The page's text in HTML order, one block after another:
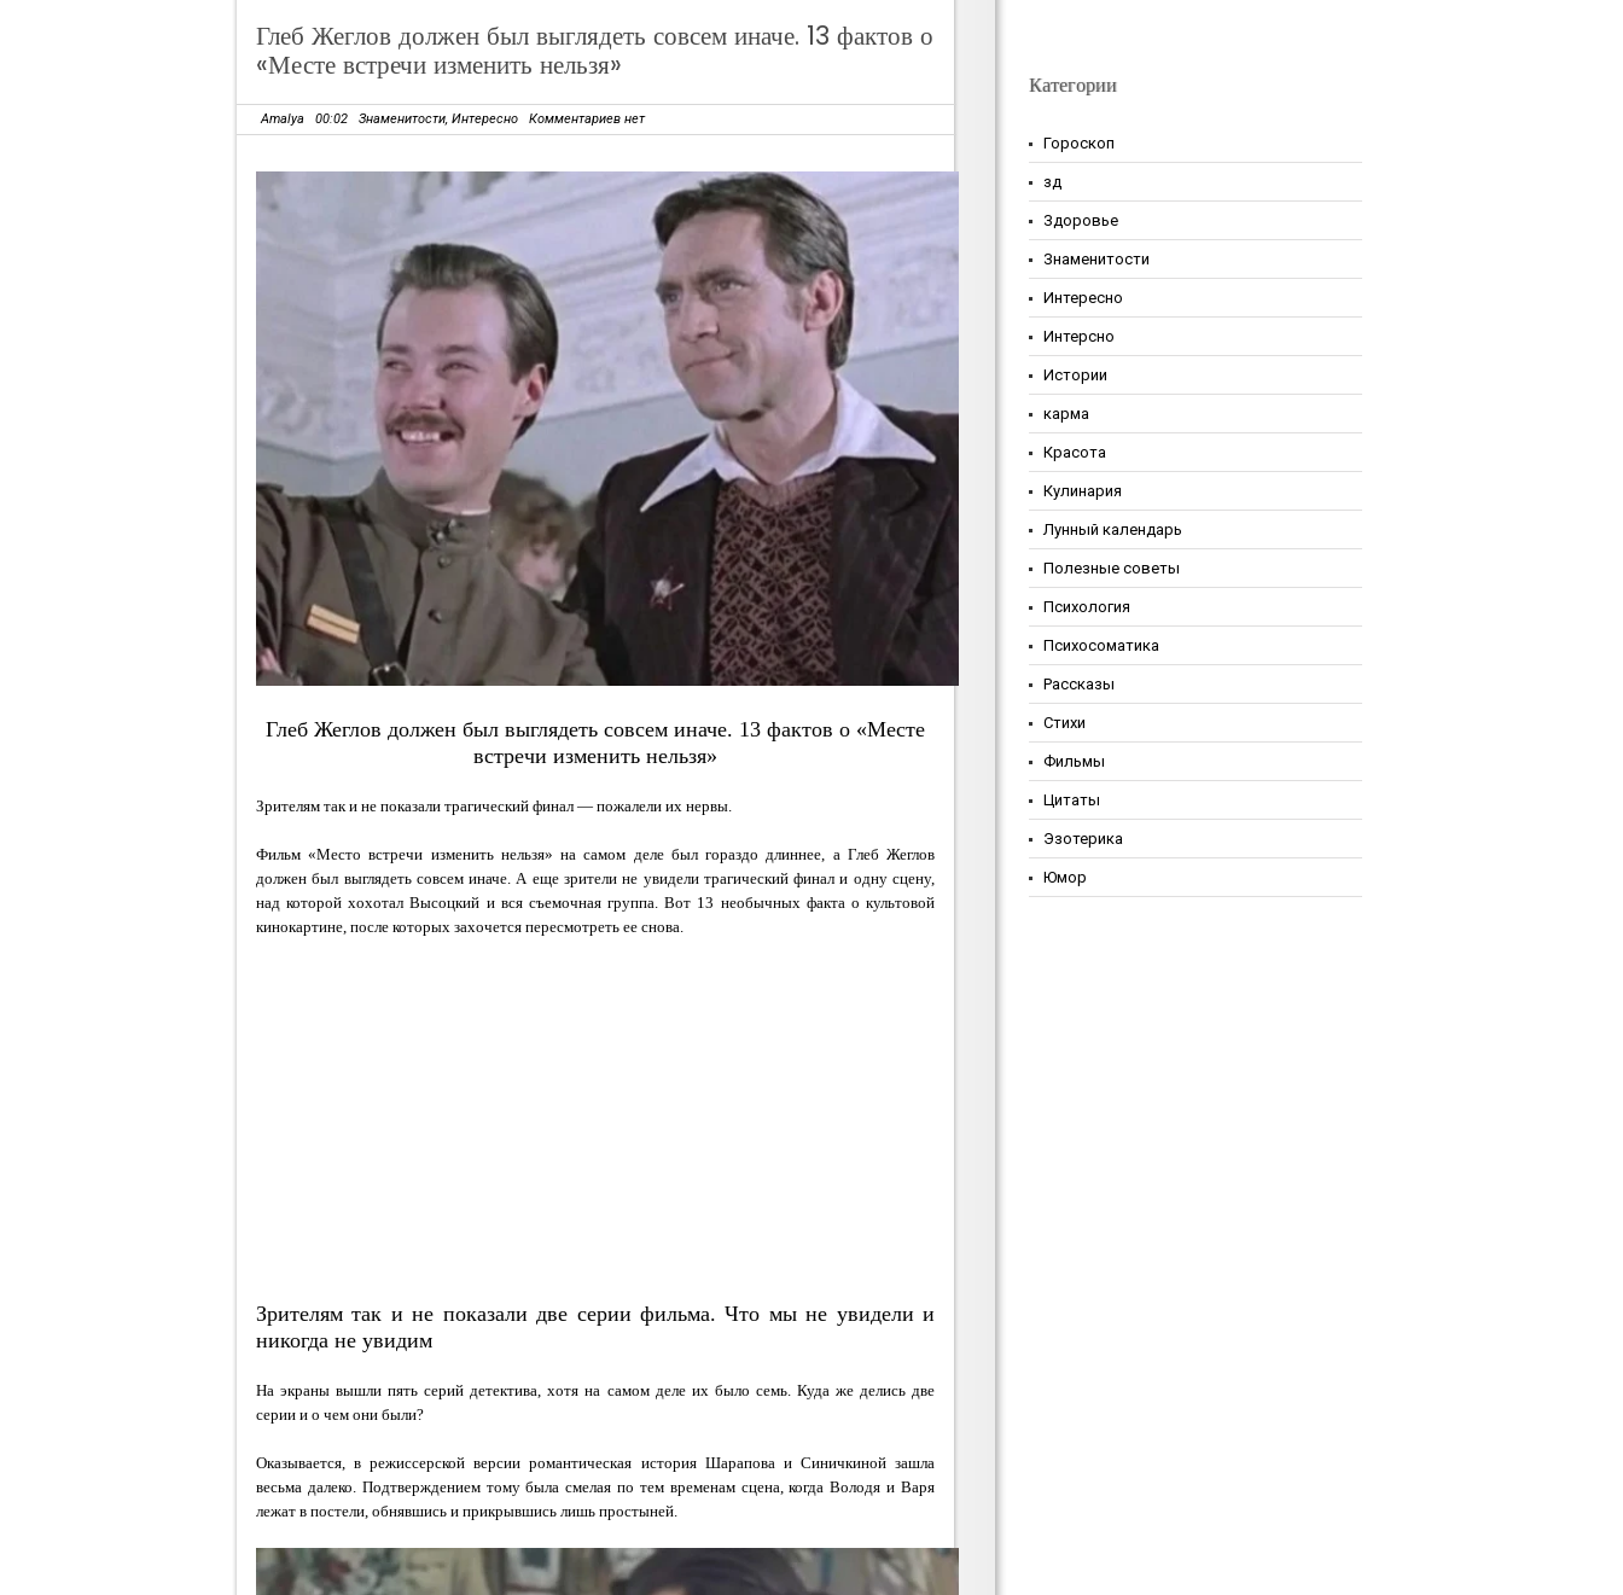
Глеб Жеглов должен был выглядеть совсем иначе. 13 фактов о
«Месте встречи изменить нельзя»
Amalya 00:02 Знаменитости, Интересно Комментариев нет
Глеб Жеглов должен был выглядеть совсем иначе. 13 фактов о «Месте
встречи изменить нельзя»
Зрителям так и не показали трагический финал — пожалели их нервы.
Фильм «Место встречи изменить нельзя» на самом деле был гораздо длиннее, а Глеб Жеглов
должен был выглядеть совсем иначе. А еще зрители не увидели трагический финал и одну сцену,
над которой хохотал Высоцкий и вся съемочная группа. Вот 13 необычных факта о культовой
кинокартине, после которых захочется пересмотреть ее снова.
Зрителям так и не показали две серии фильма. Что мы не увидели и
никогда не увидим
На экраны вышли пять серий детектива, хотя на самом деле их было семь. Куда же делись две
серии и о чем они были?
Оказывается, в режиссерской версии романтическая история Шарапова и Синичкиной зашла
весьма далеко. Подтверждением тому была смелая по тем временам сцена, когда Володя и Варя
лежат в постели, обнявшись и прикрывшись лишь простыней.
Категории
Гороскоп
зд
Здоровье
Знаменитости
Интересно
Интерсно
Истории
карма
Красота
Кулинария
Лунный календарь
Полезные советы
Психология
Психосоматика
Рассказы
Стихи
Фильмы
Цитаты
Эзотерика
Юмор